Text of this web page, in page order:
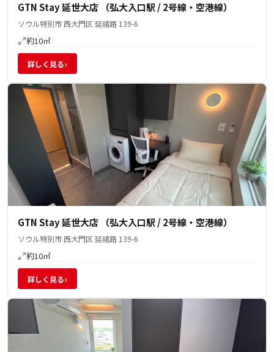
GTN Stay 延世大店 （弘大入口駅 / 2号線・空港線）
ソウル特別市 西大門区 延禧路 139-6
約10㎡
詳しく見る›
GTN Stay 延世大店 （弘大入口駅 / 2号線・空港線）
ソウル特別市 西大門区 延禧路 139-6
約10㎡
詳しく見る›